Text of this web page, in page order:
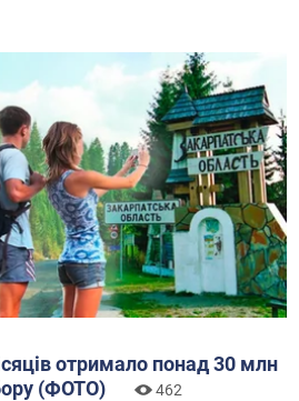
отримало понад 30 млн
(ФОТО)
462